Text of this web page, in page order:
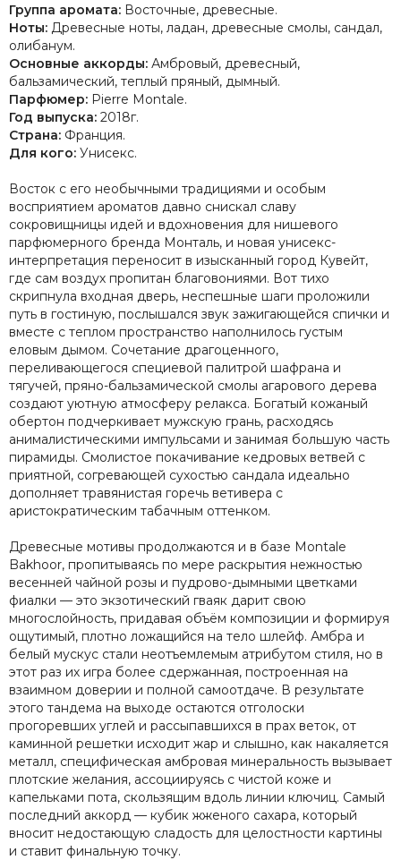
Группа аромата: Восточные, древесные.
Ноты: Древесные ноты, ладан, древесные смолы, сандал,
олибанум.
Основные аккорды: Амбровый, древесный,
бальзамический, теплый пряный, дымный.
Парфюмер: Pierre Montale.
Год выпуска: 2018г.
Страна: Франция.
Для кого: Унисекс.
Восток с его необычными традициями и особым
восприятием ароматов давно снискал славу
сокровищницы идей и вдохновения для нишевого
парфюмерного бренда Монталь, и новая унисекс-
интерпретация переносит в изысканный город Кувейт,
где сам воздух пропитан благовониями. Вот тихо
скрипнула входная дверь, неспешные шаги проложили
путь в гостиную, послышался звук зажигающейся спички и
вместе с теплом пространство наполнилось густым
еловым дымом. Сочетание драгоценного,
переливающегося специевой палитрой шафрана и
тягучей, пряно-бальзамической смолы агарового дерева
создают уютную атмосферу релакса. Богатый кожаный
обертон подчеркивает мужскую грань, расходясь
анималистическими импульсами и занимая большую часть
пирамиды. Смолистое покачивание кедровых ветвей с
приятной, согревающей сухостью сандала идеально
дополняет травянистая горечь ветивера с
аристократическим табачным оттенком.
Древесные мотивы продолжаются и в базе Montale
Bakhoor, пропитываясь по мере раскрытия нежностью
весенней чайной розы и пудрово-дымными цветками
фиалки — это экзотический гваяк дарит свою
многослойность, придавая объём композиции и формируя
ощутимый, плотно ложащийся на тело шлейф. Амбра и
белый мускус стали неотъемлемым атрибутом стиля, но в
этот раз их игра более сдержанная, построенная на
взаимном доверии и полной самоотдаче. В результате
этого тандема на выходе остаются отголоски
прогоревших углей и рассыпавшихся в прах веток, от
каминной решетки исходит жар и слышно, как накаляется
металл, специфическая амбровая минеральность вызывает
плотские желания, ассоциируясь с чистой коже и
капельками пота, скользящим вдоль линии ключиц. Самый
последний аккорд — кубик жженого сахара, который
вносит недостающую сладость для целостности картины
и ставит финальную точку.